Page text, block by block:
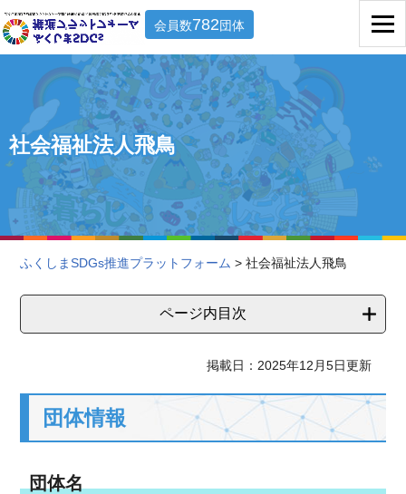
会員数782団体
社会福祉法人飛鳥
ふくしまSDGs推進プラットフォーム > 社会福祉法人飛鳥
ページ内目次
掲載日：2025年12月5日更新
団体情報
団体名